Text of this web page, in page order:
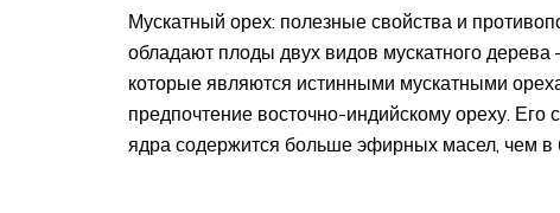
Мускатный орех: полезные свойства и
обладают плоды двух видов мускатного
которые являются истинными мускатными
предпочтение восточно-индийскому ореху.
ядра содержится больше эфирных масел, чем в